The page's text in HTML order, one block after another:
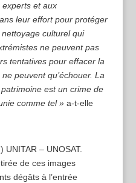
et aux
leur effort pour protéger
culturel qui
ne peuvent pas
tentatives pour effacer la
peuvent qu’échouer. La
est un crime de
comme tel »a-t-elle
– UNOSAT.
de ces images
dégâts à l’entrée